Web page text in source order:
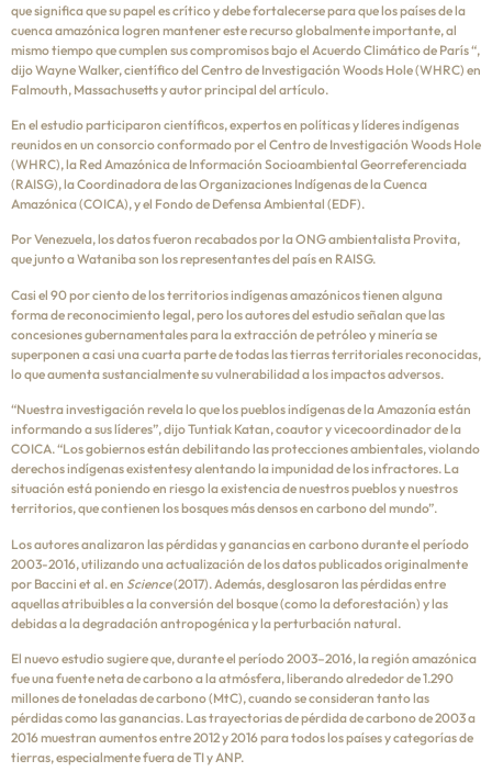
que significa que su papel es crítico y debe fortalecerse para que los países de la
cuenca amazónica logren mantener este recurso globalmente importante, al
mismo tiempo que cumplen sus compromisos bajo el Acuerdo Climático de París “,
dijo Wayne Walker, científico del Centro de Investigación Woods Hole (WHRC) en
Falmouth, Massachusetts y autor principal del artículo.
En el estudio participaron científicos, expertos en políticas y líderes indígenas
reunidos en un consorcio conformado por el Centro de Investigación Woods Hole
(WHRC), la Red Amazónica de Información Socioambiental Georreferenciada
(RAISG), la Coordinadora de las Organizaciones Indígenas de la Cuenca
Amazónica (COICA), y el Fondo de Defensa Ambiental (EDF).
Por Venezuela, los datos fueron recabados por la ONG ambientalista Provita,
que junto a Wataniba son los representantes del país en RAISG.
Casi el 90 por ciento de los territorios indígenas amazónicos tienen alguna
forma de reconocimiento legal, pero los autores del estudio señalan que las
concesiones gubernamentales para la extracción de petróleo y minería se
superponen a casi una cuarta parte de todas las tierras territoriales reconocidas,
lo que aumenta sustancialmente su vulnerabilidad a los impactos adversos.
“Nuestra investigación revela lo que los pueblos indígenas de la Amazonía están
informando a sus líderes”, dijo Tuntiak Katan, coautor y vicecoordinador de la
COICA. “Los gobiernos están debilitando las protecciones ambientales, violando
derechos indígenas existentesy alentando la impunidad de los infractores. La
situación está poniendo en riesgo la existencia de nuestros pueblos y nuestros
territorios, que contienen los bosques más densos en carbono del mundo”.
Los autores analizaron las pérdidas y ganancias en carbono durante el período
2003-2016, utilizando una actualización de los datos publicados originalmente
por Baccini et al. en Science(2017). Además, desglosaron las pérdidas entre
aquellas atribuibles a la conversión del bosque (como la deforestación) y las
debidas a la degradación antropogénica y la perturbación natural.
El nuevo estudio sugiere que, durante el período 2003–2016, la región amazónica
fue una fuente neta de carbono a la atmósfera, liberando alrededor de 1.290
millones de toneladas de carbono (MtC), cuando se consideran tanto las
pérdidas como las ganancias. Las trayectorias de pérdida de carbono de 2003 a
2016 muestran aumentos entre 2012 y 2016 para todos los países y categorías de
tierras, especialmente fuera de TI y ANP.